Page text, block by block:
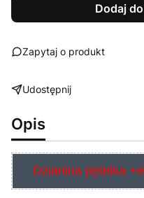
Dodaj
Zapytaj o produkt
Udostępnij
Opis
Dzianina pętelka